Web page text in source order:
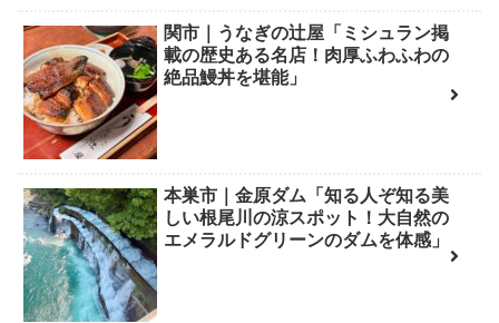
関市｜うなぎの辻屋「ミシュラン掲
載の歴史ある名店！肉厚ふわふわの
絶品鰻丼を堪能」
本巣市｜金原ダム「知る人ぞ知る美
しい根尾川の涼スポット！大自然の
エメラルドグリーンのダムを体感」